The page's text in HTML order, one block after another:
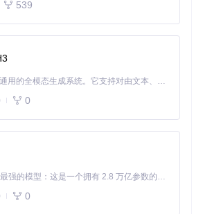
539
MiniMax H3 是一个通用的全模态生成系统。它支持对由文本、图像、视频和音频组成的多模态上下文进行统一理解，并能生成分辨率高达 2K、时长可达 15 秒的带原生立体声音频的视频。得益于面向任务泛化的系统设计，H3 在预训练阶段就已具备广泛的多模态上下文理解与生成能力，能够出色地执行复杂的多模态指令。
0
Kimi K3 是Kimi能力最强的模型：这是一个拥有 2.8 万亿参数的混合专家（MoE）模型，具备原生视觉理解能力，并支持 100 万 token 的上下文窗口。
0